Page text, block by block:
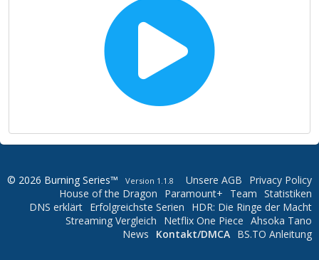
© 2026 Burning Series™ Version 1.1.8 Privacy Policy
Unsere AGB
Statistiken
Team
Paramount+
House of the Dragon
HDR: Die Ringe der Macht
Erfolgreichste Serien
DNS erklärt
Ahsoka Tano
Netflix One Piece
Streaming Vergleich
BS.TO Anleitung
Kontakt/DMCA
News